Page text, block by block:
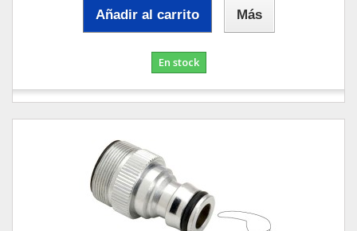
Añadir al carrito Más
En stock